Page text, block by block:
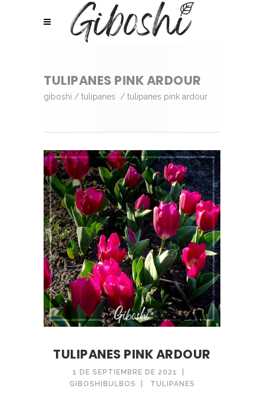
TULIPANES PINK ARDOUR
giboshi / tulipanes / tulipanes pink ardour
TULIPANES PINK ARDOUR
1 DE SEPTIEMBRE DE 2021
GIBOSHIBULBOS
TULIPANES